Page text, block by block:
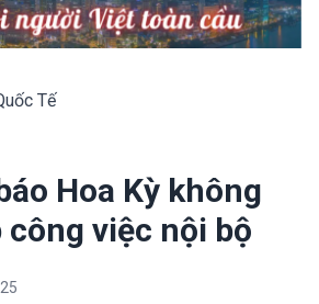
Tế
Hoa Kỳ không
việc nội bộ